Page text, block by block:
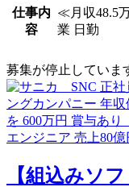
仕事内
容
≪月収48.5
業 日勤
募集が停止していま
【組込みソ